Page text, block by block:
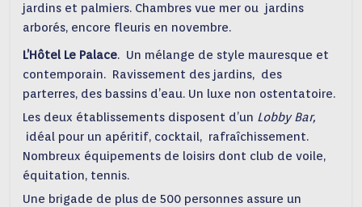
jardins et palmiers. Chambres vue mer ou jardins
arborés, encore fleuris en novembre.
L’Hôtel Le Palace. Un mélange de style mauresque et
contemporain. Ravissement des jardins, des
parterres, des bassins d’eau. Un luxe non ostentatoire.
Les deux établissements disposent d’un Lobby Bar,
idéal pour un apéritif, cocktail, rafraîchissement.
Nombreux équipements de loisirs dont club de voile,
équitation, tennis.
Une brigade de plus de 500 personnes assure un